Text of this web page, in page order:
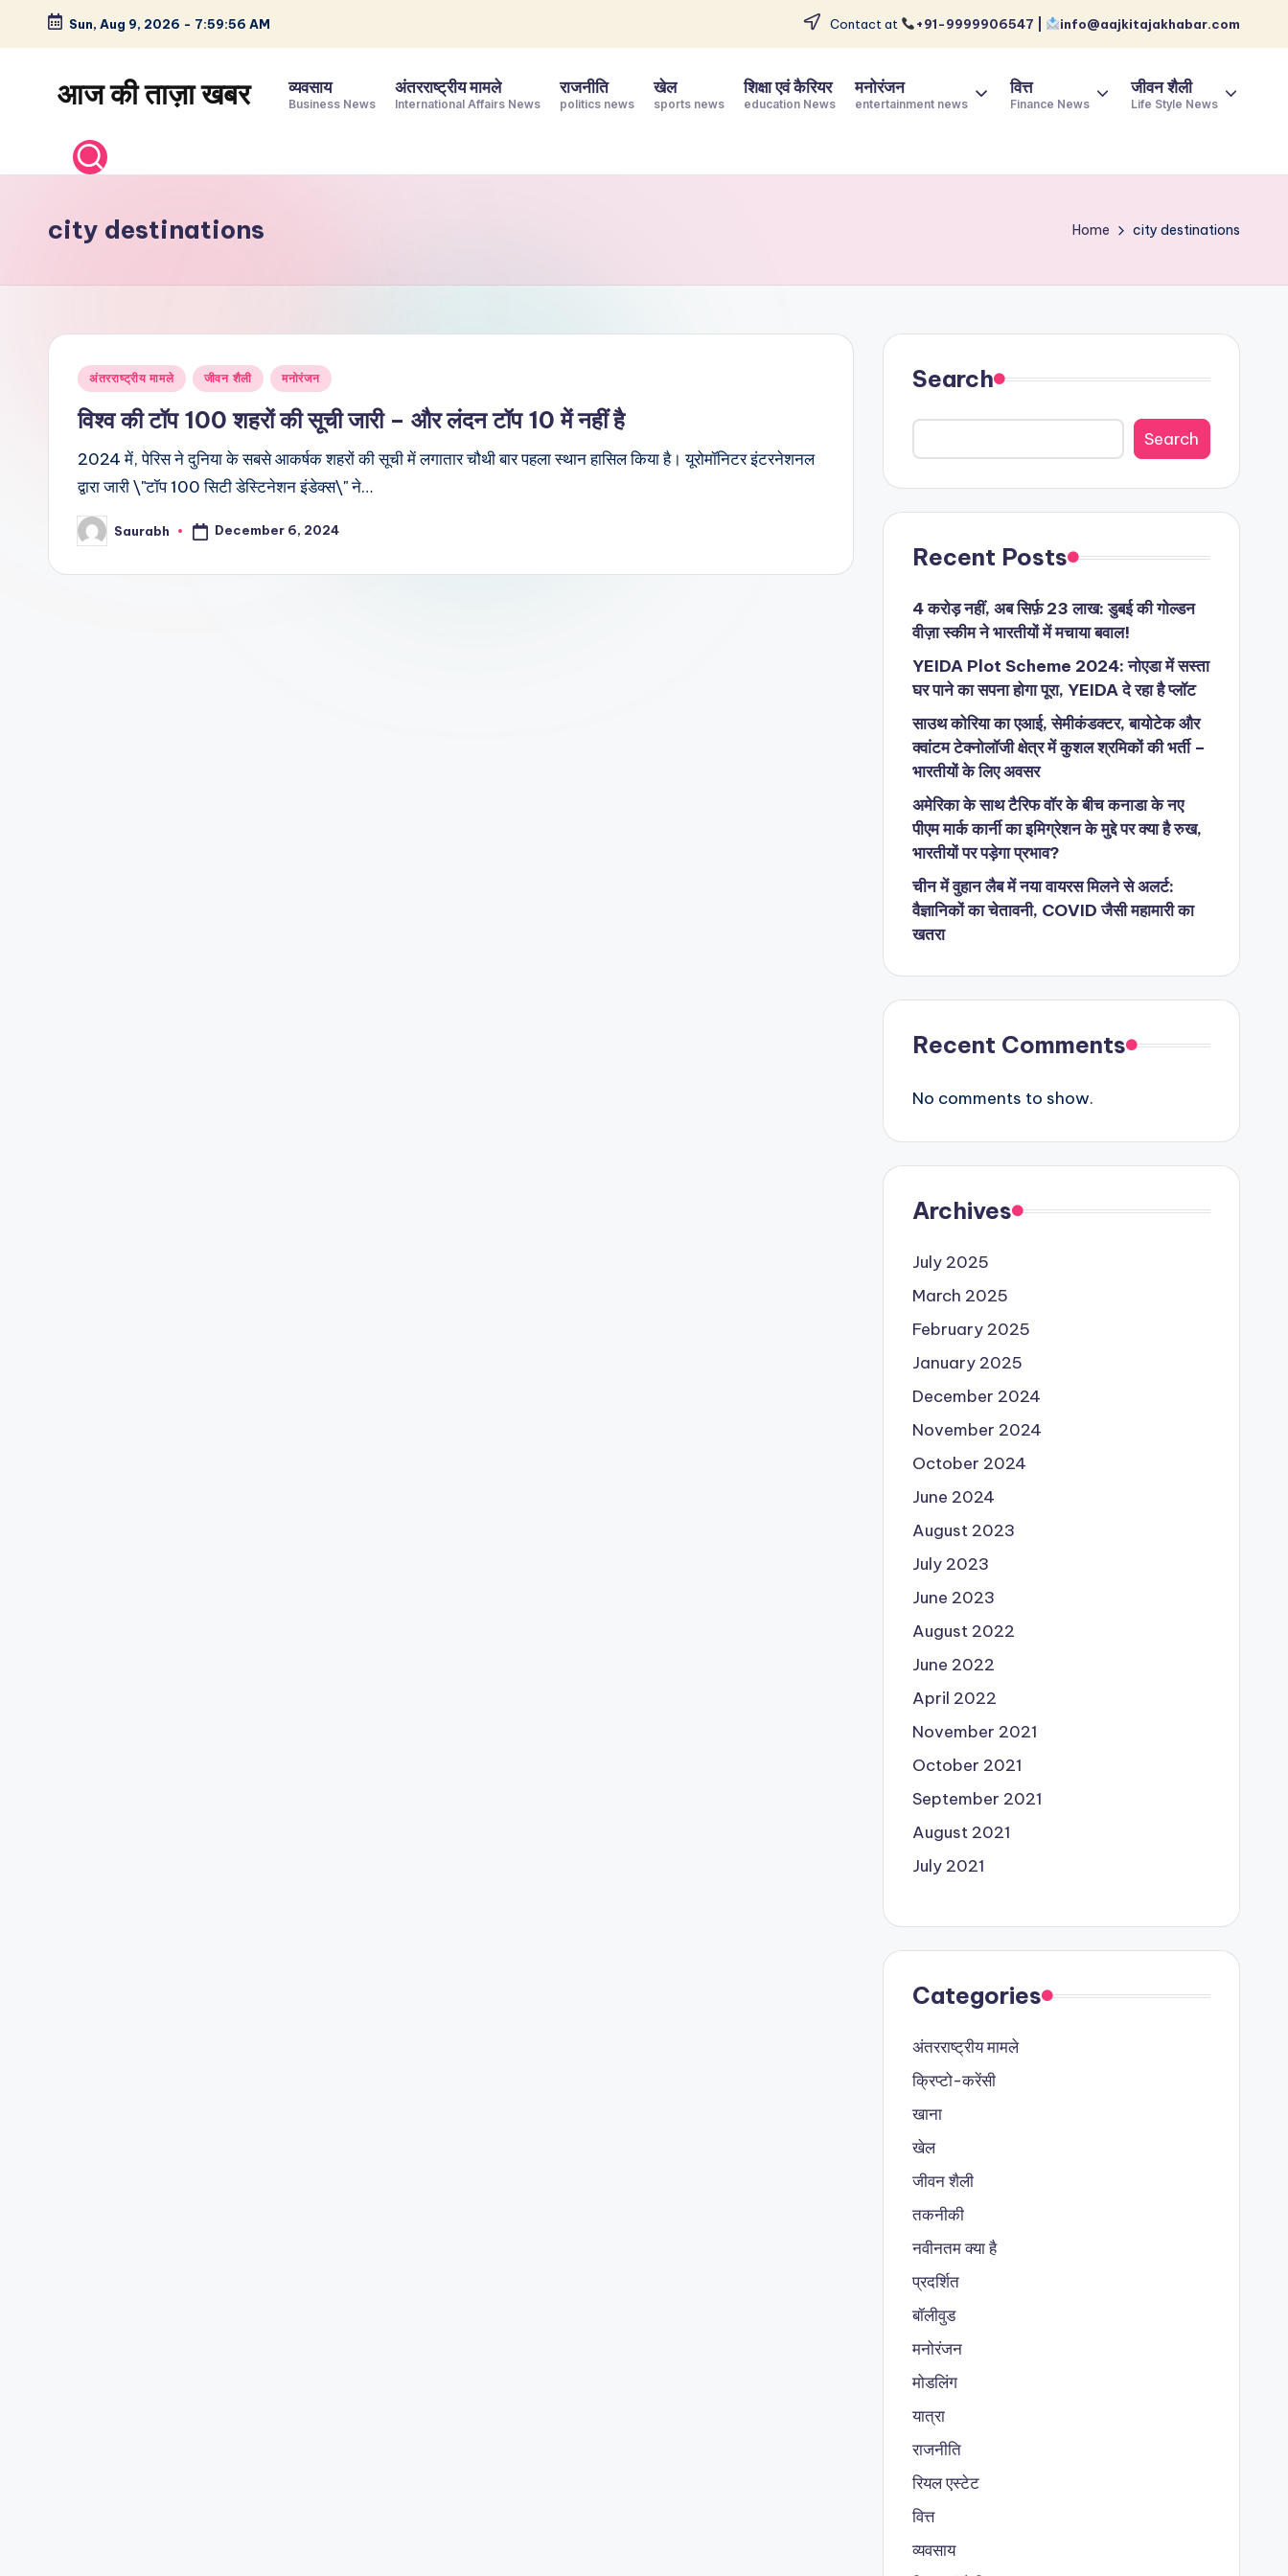
Skip
content
Sun, Aug 9, 2026 - 7:59:57 AM Contact at +91-9999906547 | info@aajkitajakhabar.com
आज की ताज़ा खबर
समाचार
–
और
विश्व
व्यवसाय
Business News
अंतरराष्ट्रीय मामले
International Affairs News
राजनीति
politics news
खेल
sports news
शिक्षा एवं कैरियर
education News
मनोरंजन
entertainment news
वित्त
Finance News
जीवन शैली
Life Style News
city destinations Home city destinations
Posted
in
अंतरराष्ट्रीय मामले जीवन शैली मनोरंजन
विश्व की टॉप 100 शहरों की सूची जारी – और लंदन टॉप 10 में नहीं है
2024 में, पेरिस ने दुनिया के सबसे आकर्षक शहरों की सूची में लगातार चौथी बार पहला स्थान हासिल किया है। यूरोमॉनिटर इंटरनेशनल
द्वारा जारी \"टॉप 100 सिटी डेस्टिनेशन इंडेक्स\" ने…
Posted
by
Saurabh December 6, 2024
Search
Search
Recent Posts
4 करोड़ नहीं, अब सिर्फ़ 23 लाख: डुबई की गोल्डन
वीज़ा स्कीम ने भारतीयों में मचाया बवाल!
YEIDA Plot Scheme 2024: नोएडा में सस्ता
घर पाने का सपना होगा पूरा, YEIDA दे रहा है प्लॉट
साउथ कोरिया का एआई, सेमीकंडक्टर, बायोटेक और
क्वांटम टेक्नोलॉजी क्षेत्र में कुशल श्रमिकों की भर्ती –
भारतीयों के लिए अवसर
अमेरिका के साथ टैरिफ वॉर के बीच कनाडा के नए
पीएम मार्क कार्नी का इमिग्रेशन के मुद्दे पर क्या है रुख,
भारतीयों पर पड़ेगा प्रभाव?
चीन में वुहान लैब में नया वायरस मिलने से अलर्ट:
वैज्ञानिकों का चेतावनी, COVID जैसी महामारी का
खतरा
Recent Comments
No comments to show.
Archives
July 2025
March 2025
February 2025
January 2025
December 2024
November 2024
October 2024
June 2024
August 2023
July 2023
June 2023
August 2022
June 2022
April 2022
November 2021
October 2021
September 2021
August 2021
July 2021
Categories
अंतरराष्ट्रीय मामले
क्रिप्टो-करेंसी
खाना
खेल
जीवन शैली
तकनीकी
नवीनतम क्या है
प्रदर्शित
बॉलीवुड
मनोरंजन
मोडलिंग
यात्रा
राजनीति
रियल एस्टेट
वित्त
व्यवसाय